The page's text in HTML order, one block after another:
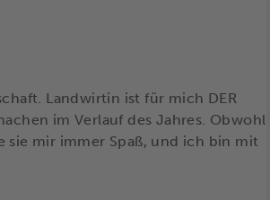
Landwirtin ist für mich DER
im Verlauf des Jahres. Obwohl
sie mir immer Spaß, und ich bin mit